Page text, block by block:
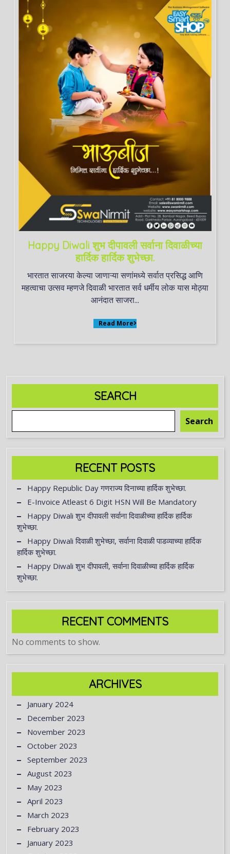
Happy Diwali शुभ दीपावली सर्वाना दिवाळीच्या
हार्दिक हार्दिक शुभेच्छा.
भारतात साजरया केल्या जाणाऱ्या सणांमध्ये सर्वात प्रसिद्ध आणि
महत्वाचा उत्सव म्हणजे दिवाळी भारतात सर्व धर्मीय लोक यास मोठ्या
आनंदात साजरा...
Read More
SEARCH
Search
RECENT POSTS
Happy Republic Day गणराज्य दिनाच्या हार्दिक शुभेच्छा.
E-Invoice Atleast 6 Digit HSN Will Be Mandatory
Happy Diwali शुभ दीपावली सर्वाना दिवाळीच्या हार्दिक हार्दिक
शुभेच्छा.
Happy Diwali दिवाळी शुभेच्छा, सर्वाना दिवाळी पाडव्याच्या हार्दिक
हार्दिक शुभेच्छा.
Happy Diwali शुभ दीपावली, सर्वाना दिवाळीच्या हार्दिक हार्दिक
शुभेच्छा.
RECENT COMMENTS
No comments to show.
ARCHIVES
January 2024
December 2023
November 2023
October 2023
September 2023
August 2023
May 2023
April 2023
March 2023
February 2023
January 2023